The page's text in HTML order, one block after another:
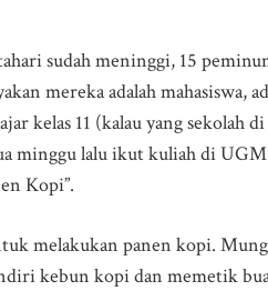
sudah meninggi, 15
mereka adalah mahasiswa,
kelas 11 (kalau yang sekolah
minggu lalu ikut kuliah di
Kopi”.
melakukan panen kopi.
kebun kopi dan memetik